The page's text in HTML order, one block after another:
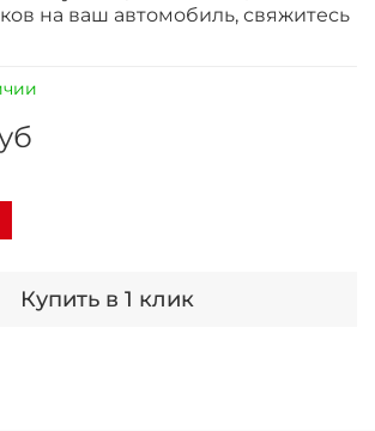
Купить в 1 клик
на ваш автомобиль, свяжитесь